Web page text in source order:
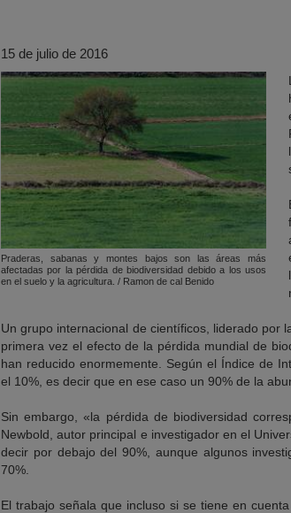
15 de julio de 2016
Praderas, sabanas y montes bajos son las áreas más
afectadas por la pérdida de biodiversidad debido a los usos
en el suelo y la agricultura. / Ramon de cal Benido
Un grupo internacional de científicos, liderado por
primera vez el efecto de la pérdida mundial de
han reducido enormemente. Según el Índice de
el 10%, es decir que en ese caso un 90% de la
Sin embargo, «la pérdida de biodiversidad
Newbold, autor principal e investigador en el
decir por debajo del 90%, aunque algunos
70%.
El trabajo señala que incluso si se tiene en